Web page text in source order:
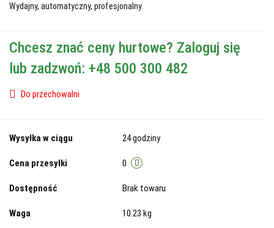
Wydajny, automatyczny, profesjonalny.
Chcesz znać ceny hurtowe? Zaloguj się
lub zadzwoń: +48 500 300 482
Do przechowalni
Wysyłka w ciągu 24 godziny
Cena przesyłki 0
Dostępność Brak towaru
Waga 10.23 kg